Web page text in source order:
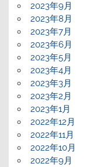
2023年9月
2023年8月
2023年7月
2023年6月
2023年5月
2023年4月
2023年3月
2023年2月
2023年1月
2022年12月
2022年11月
2022年10月
2022年9月